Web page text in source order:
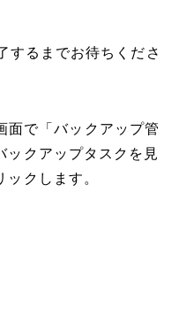
するまでお待ちくださ
面で「バックアップ管
ックアップタスクを見
クします。